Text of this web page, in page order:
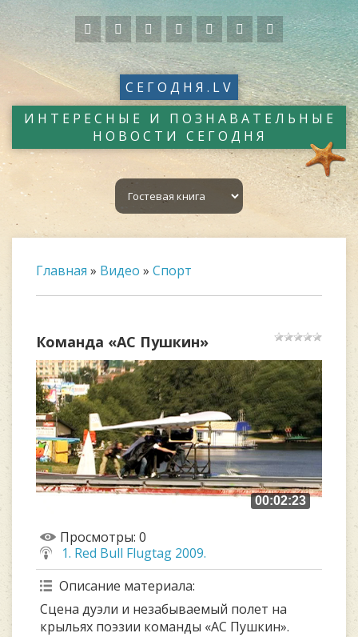
СЕГОДНЯ.LV
ИНТЕРЕСНЫЕ И ПОЗНАВАТЕЛЬНЫЕ
НОВОСТИ СЕГОДНЯ
Главная » Видео » Спорт
Команда «АС Пушкин»
00:02:23
Просмотры: 0
1. Red Bull Flugtag 2009.
Описание материала:
Сцена дуэли и незабываемый полет на
крыльях поэзии команды «АС Пушкин».